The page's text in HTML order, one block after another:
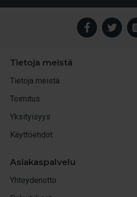
Tietoja meistä
Tietoja meistä
Toimitus
Yksityisyys
Käyttöehdot
Asiakaspalvelu
Yhteydenotto